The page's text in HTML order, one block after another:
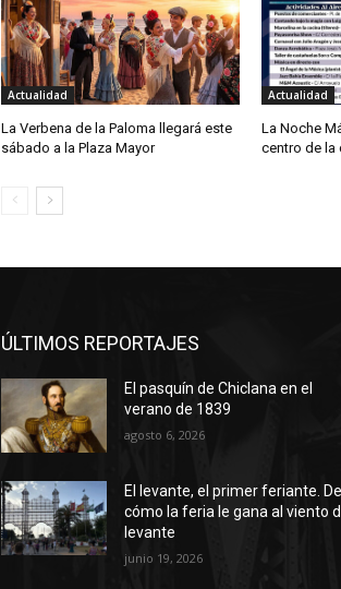
Actualidad
La Verbena de la Paloma llegará este
sábado a la Plaza Mayor
Actualidad
La Noche
centro de la
ÚLTIMOS REPORTAJES
El pasquín de Chiclana en el
verano de 1839
agosto 6, 2026
El levante, el primer feriante. De
cómo la feria le gana al viento
levante
junio 19, 2026